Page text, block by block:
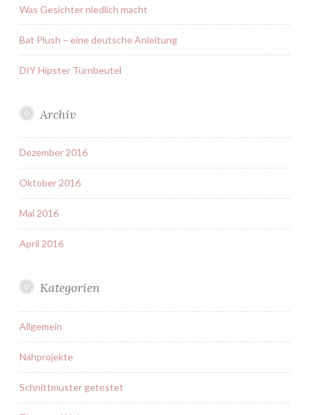
Was Gesichter niedlich macht
Bat Plush – eine deutsche Anleitung
DIY Hipster Turnbeutel
Archiv
Dezember 2016
Oktober 2016
Mai 2016
April 2016
Kategorien
Allgemein
Nähprojekte
Schnittmuster getestet